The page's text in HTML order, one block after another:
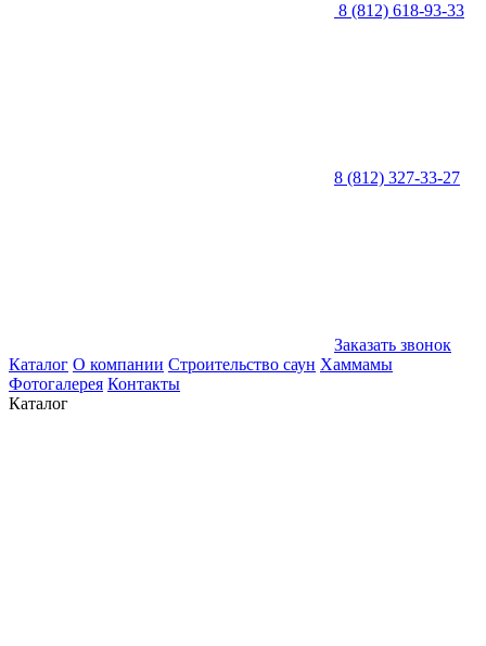
8 (812) 618-93-33
8 (812) 327-33-27
Заказать звонок
Каталог О компании Строительство саун Хаммамы
Фотогалерея Контакты
Каталог